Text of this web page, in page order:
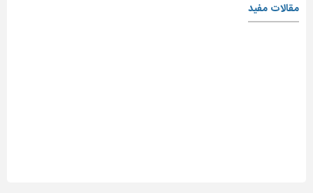
مقالات مفید